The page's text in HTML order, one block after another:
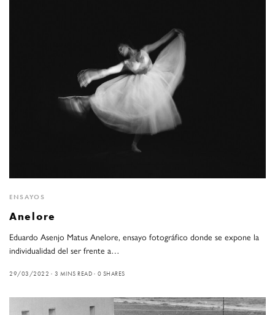
ENSAYOS
Anelore
Eduardo Asenjo Matus Anelore, ensayo fotográfico donde se expone la
individualidad del ser frente a…
29/03/2022 3 MINS READ 0 SHARES